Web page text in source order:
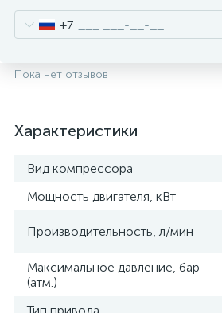
+7
Пока нет отзывов
Характеристики
Вид компрессора
Мощность двигателя, кВт
Производительность, л/мин
Максимальное давление, бар
(атм.)